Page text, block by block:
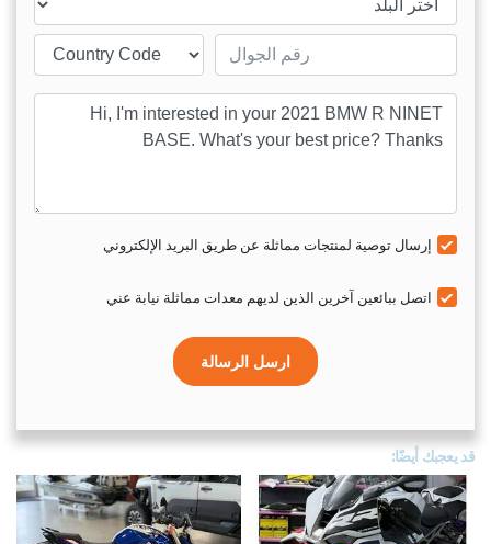
Mobile number
إرسال توصية لمنتجات مماثلة عن طريق البريد الإلكتروني
اتصل ببائعين آخرين الذين لديهم معدات مماثلة نيابة عني
ارسل الرسالة
قد يعجبك أيضًا: